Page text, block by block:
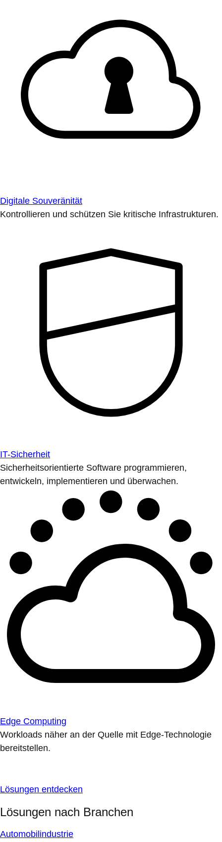
Digitale Souveränität
Kontrollieren und schützen Sie kritische Infrastrukturen.
IT-Sicherheit
Sicherheitsorientierte Software programmieren,
entwickeln, implementieren und überwachen.
Edge Computing
Workloads näher an der Quelle mit Edge-Technologie
bereitstellen.
Lösungen entdecken
Lösungen nach Branchen
Automobilindustrie